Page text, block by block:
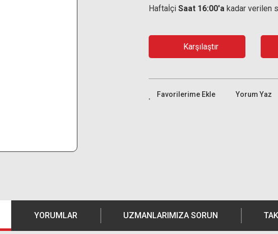
Haftaİçi Saat 16:00'a kadar verilen
Karşılaştır
Yorum Yaz
YORUMLAR UZMANLARIMIZA SORUN